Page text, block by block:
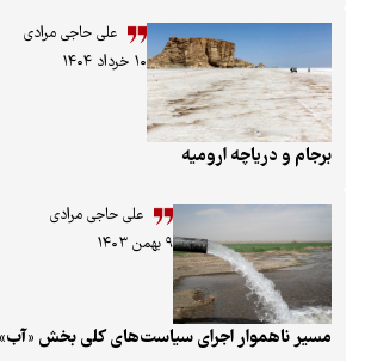
علی حاجی مرادی
۱۰ خرداد ۱۴۰۴
ارومیه
علی حاجی مرادی
۹ بهمن ۱۴۰۳
اجرای سیاست‌های کلی بخش «آب»